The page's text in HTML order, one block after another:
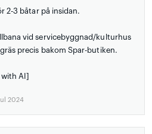
2-3 båtar på insidan.
vid servicebyggnad/kulturhus
precis bakom Spar-butiken.
AI]
2024